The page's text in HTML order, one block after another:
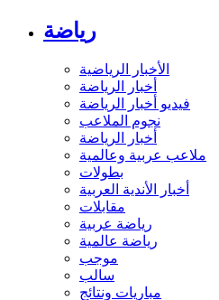
رياضة
الأخبار الرياضية
أخبار الرياضة
فيديو أخبار الرياضة
نجوم الملاعب
أخبار الرياضة
ملاعب عربية وعالمية
بطولات
أخبار الأندية العربية
مقابلات
رياضة عربية
رياضة عالمية
موجب
سالب
مباريات ونتائج